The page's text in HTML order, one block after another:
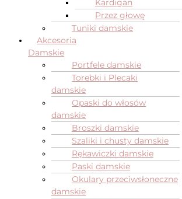
Kardigan
Przez głowę
Tuniki damskie
Akcesoria
Damskie
Portfele damskie
Torebki i Plecaki
damskie
Opaski do włosów
damskie
Broszki damskie
Szaliki i chusty damskie
Rękawiczki damskie
Paski damskie
Okulary przeciwsłoneczne
damskie